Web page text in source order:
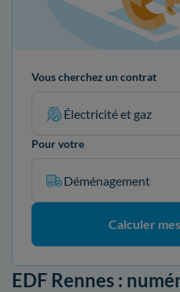
Vous cherchez un contrat
Électricité et gaz
Pour votre
Déménagement
Calculer
EDF Rennes :